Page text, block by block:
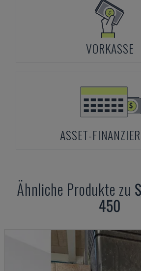
VORKASSE
ASSET-
Ähnliche Produkte zu
450